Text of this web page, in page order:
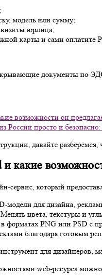
модель или сумму;
юрлица;
карты и сами оплатите
документы по
возможности он
России просто и
давайте
какие
сервис, который
модели для дизайна,
цвета, текстуры и
форматах PNG или PSD с
благодаря готовым
для дизайнеров,
web-ресурса